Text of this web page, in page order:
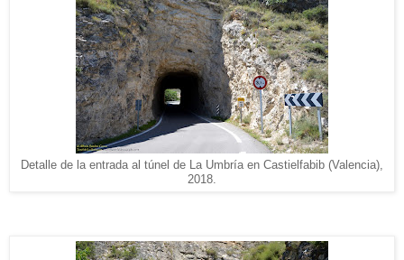
Detalle de la entrada al túnel de La Umbría en Castielfabib (Valencia),
2018.